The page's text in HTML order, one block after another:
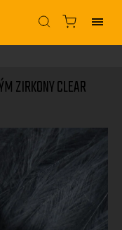
ZIRKONY CLEAR